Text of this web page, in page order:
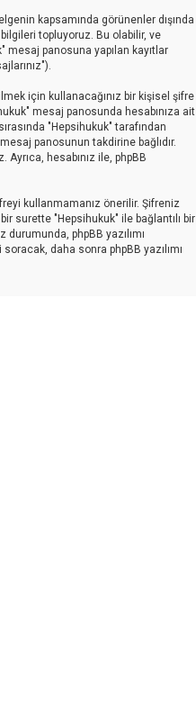
kapsamında görünenler dışında
topluyoruz. Bu olabilir, ve
mesaj panosuna yapılan kayıtlar
için kullanacağınız bir kişisel şifre
mesaj panosunda hesabınıza ait
"Hepsihukuk" tarafından
panosunun takdirine bağlıdır.
hesabınız ile, phpBB
kullanmamanız önerilir. Şifreniz
surette "Hepsihukuk" ile bağlantılı bir
phpBB yazılımı
daha sonra phpBB yazılımı